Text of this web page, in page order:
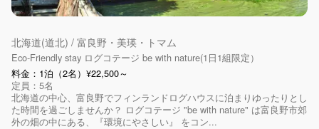
北海道(道北) / 富良野・美瑛・トマム
Eco-Friendly stay ログコテージ be with nature(1日1組限定）
料金：1泊（2名）¥22,500～
定員：5名
北海道の中心、富良野でフィンランドログハウスに泊まりゆったりとし
た時間を過ごしませんか？ ログコテージ "be with nature" は富良野市郊
外の畑の中にある、『環境にやさしい』 をコン...